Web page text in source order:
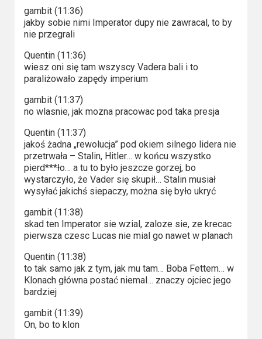
gambit (11:36)
jakby sobie nimi Imperator dupy nie zawracal, to by
nie przegrali
Quentin (11:36)
wiesz oni się tam wszyscy Vadera bali i to
paraliżowało zapędy imperium
gambit (11:37)
no wlasnie, jak mozna pracowac pod taka presja
Quentin (11:37)
jakoś żadna „rewolucja” pod okiem silnego lidera nie
przetrwała – Stalin, Hitler… w końcu wszystko
pierd***ło… a tu to było jeszcze gorzej, bo
wystarczyło, że Vader się skupił… Stalin musiał
wysyłać jakichś siepaczy, można się było ukryć
gambit (11:38)
skad ten Imperator sie wzial, zaloze sie, ze krecac
pierwsza czesc Lucas nie mial go nawet w planach
Quentin (11:38)
to tak samo jak z tym, jak mu tam… Boba Fettem… w
Klonach główna postać niemal… znaczy ojciec jego
bardziej
gambit (11:39)
On, bo to klon